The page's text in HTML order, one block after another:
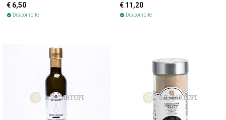
€ 6,50
check_circle Disponibile
€ 11,20
check_circle Disponibile